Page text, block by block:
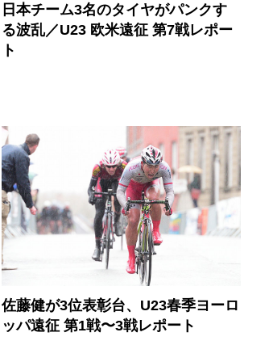
日本チーム3名のタイヤがパンクす
る波乱／U23 欧米遠征 第7戦レポー
ト
佐藤健が3位表彰台、U23春季ヨーロ
ッパ遠征 第1戦〜3戦レポート